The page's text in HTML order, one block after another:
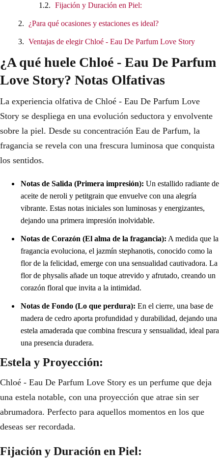
Fijación y Duración en Piel:
¿Para qué ocasiones y estaciones es ideal?
Ventajas de elegir Chloé - Eau De Parfum Love Story
¿A qué huele Chloé - Eau De Parfum
Love Story? Notas Olfativas
La experiencia olfativa de Chloé - Eau De Parfum Love
Story se despliega en una evolución seductora y envolvente
sobre la piel. Desde su concentración Eau de Parfum, la
fragancia se revela con una frescura luminosa que conquista
los sentidos.
Notas de Salida (Primera impresión): Un estallido radiante de
aceite de neroli y petitgrain que envuelve con una alegría
vibrante. Estas notas iniciales son luminosas y energizantes,
dejando una primera impresión inolvidable.
Notas de Corazón (El alma de la fragancia): A medida que la
fragancia evoluciona, el jazmín stephanotis, conocido como la
flor de la felicidad, emerge con una sensualidad cautivadora. La
flor de physalis añade un toque atrevido y afrutado, creando un
corazón floral que invita a la intimidad.
Notas de Fondo (Lo que perdura): En el cierre, una base de
madera de cedro aporta profundidad y durabilidad, dejando una
estela amaderada que combina frescura y sensualidad, ideal para
una presencia duradera.
Estela y Proyección:
Chloé - Eau De Parfum Love Story es un perfume que deja
una estela notable, con una proyección que atrae sin ser
abrumadora. Perfecto para aquellos momentos en los que
deseas ser recordada.
Fijación y Duración en Piel: